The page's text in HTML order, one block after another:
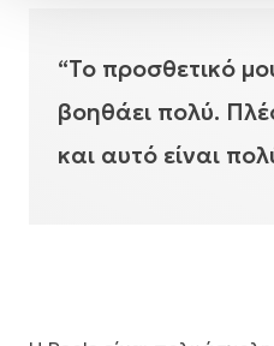
“Το προσθετικό
βοηθάει πολύ.
και αυτό είναι